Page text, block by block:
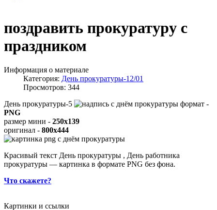
поздравить прокуратуру с
праздником
Информация о материале
Категория: День прокуратуры-12/01
Просмотров: 344
День прокуратуры-5
формат -
PNG
размер мини - 250x139
оригинал - 800x444
Красивый текст День прокуратуры , День работника
прокуратуры — картинка в формате PNG без фона.
Что скажете?
Картинки и ссылки